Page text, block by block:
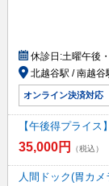
休診日:土曜午後
北越谷駅 / 南越谷
オンライン決済対応
【午後得プライ
35,000円 （税込）
人間ドック(胃カ